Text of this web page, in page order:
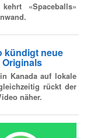
«Spaceballs»
kündigt neue
Kanada auf lokale
rückt der
näher.